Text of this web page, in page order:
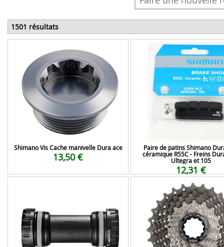
1501 résultats
Shimano Vis Cache manivelle Dura ace
13,50 €
Paire de patins Shimano
céramique R55C - Freins
Ultegra et 105
12,31 €